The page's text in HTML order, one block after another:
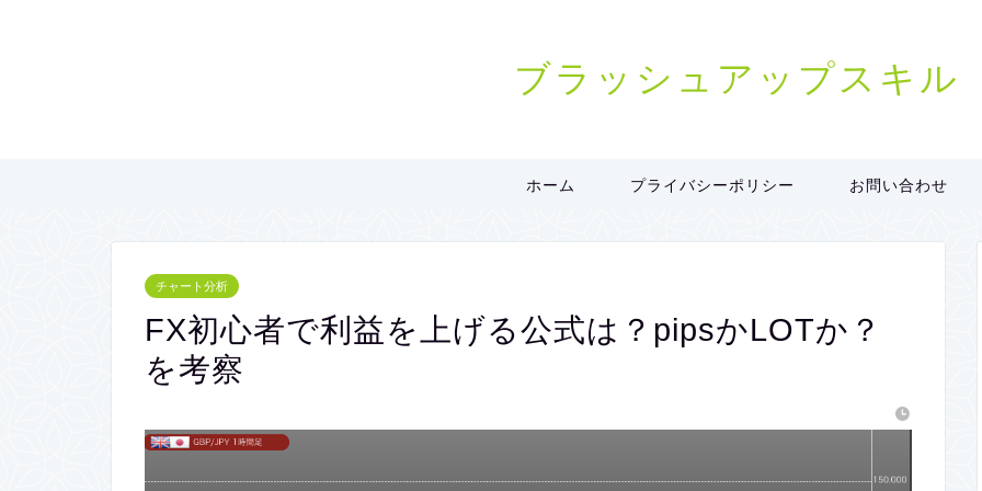
ブラッシュアップスキル
ホーム プライバシーポリシー お問い合わせ
チャート分析
FX初心者で利益を上げる公式は？pipsかLOTか？
を考察